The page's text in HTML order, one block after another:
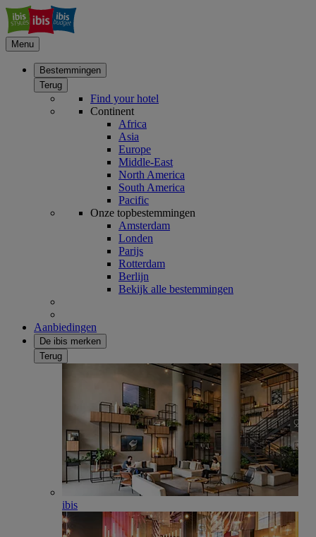
Menu
Bestemmingen
Terug
Find your hotel
Continent
Africa
Asia
Europe
Middle-East
North America
South America
Pacific
Onze topbestemmingen
Amsterdam
Londen
Parijs
Rotterdam
Berlijn
Bekijk alle bestemmingen
Aanbiedingen
De ibis merken
Terug
ibis